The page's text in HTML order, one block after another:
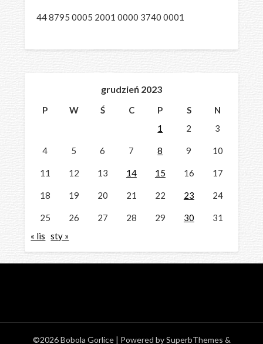
44 8795 0005 2001 0000 3740 0001
grudzień 2023
P W Ś C P S
N
1
2 3
4 5 6 7 8 9 10
11 12 13 14 15 16 17
18 19 20 21 22 23 24
25 26 27 28 29 30
31
« lis sty »
©2026 Bobola Gorlice | Powered bySuperbThemes &